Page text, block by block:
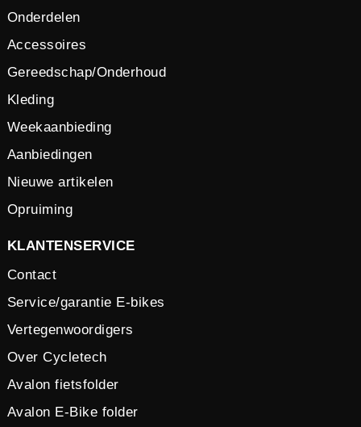
Onderdelen
Accessoires
Gereedschap/Onderhoud
Kleding
Weekaanbieding
Aanbiedingen
Nieuwe artikelen
Opruiming
KLANTENSERVICE
Contact
Service/garantie E-bikes
Vertegenwoordigers
Over Cycletech
Avalon fietsfolder
Avalon E-Bike folder